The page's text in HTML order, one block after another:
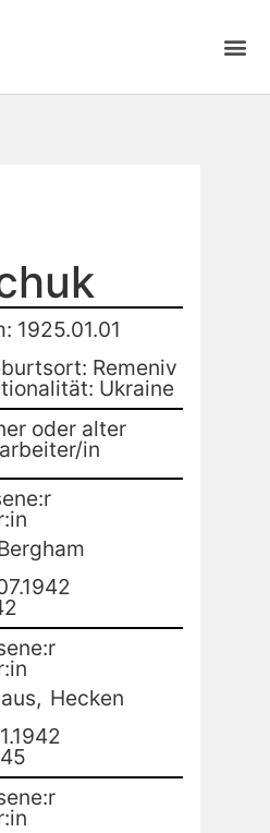
1925.01.01
Remeniv
Ukraine
oder alter
in
Hecken